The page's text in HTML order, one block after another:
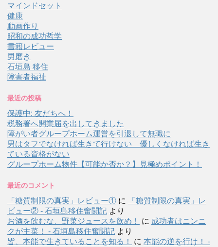
マインドセット
健康
動画作り
昭和の成功哲学
書籍レビュー
男磨き
石垣島 移住
障害者福祉
最近の投稿
保護中: 友だちへ！
税務署へ開業届を出してきました
障がい者グループホーム運営を引退して無職に
男はタフでなければ生きて行けない 優しくなければ生き
ている資格がない
グループホーム物件【可能か否か？】見極めポイント！
最近のコメント
「糖質制限の真実」レビュー① に
「糖質制限の真実」レ
ビュー② - 石垣島移住奮闘記 より
お酒を飲むな、野菜ジュースを飲め！
に 成功者はニンニ
クが主菜！ - 石垣島移住奮闘記 より
皆、本能で生きていることを知る！
に 本能の逆を行け！ -